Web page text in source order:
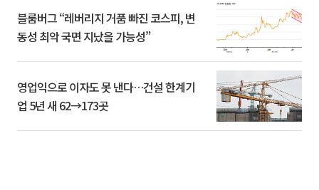
블룸버그 “레버리지 거품 빠진 코스피, 변
동성 최악 국면 지났을 가능성”
영업익으로 이자도 못 낸다…건설 한계기
업 5년 새 62→173곳